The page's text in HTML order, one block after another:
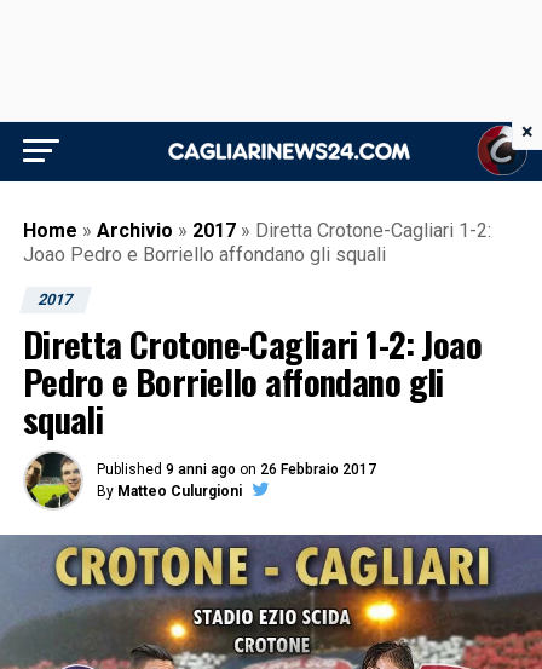
Home » Archivio » 2017 » Diretta Crotone-Cagliari 1-2:
Joao Pedro e Borriello affondano gli squali
2017
Diretta Crotone-Cagliari 1-2: Joao
Pedro e Borriello affondano gli
squali
Published 9 anni ago on 26 Febbraio 2017
By Matteo Culurgioni
×